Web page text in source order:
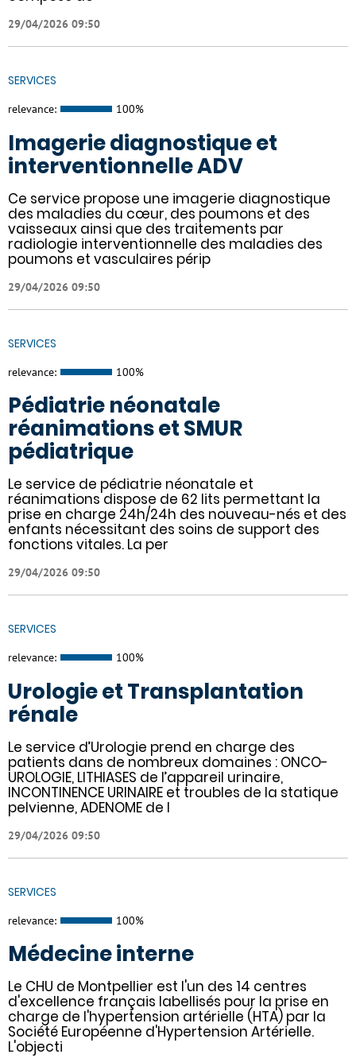
29/04/2026 09:50
SERVICES
relevance: 100%
Imagerie diagnostique et
interventionnelle ADV
Ce service propose une imagerie diagnostique
des maladies du cœur, des poumons et des
vaisseaux ainsi que des traitements par
radiologie interventionnelle des maladies des
poumons et vasculaires périp
29/04/2026 09:50
SERVICES
relevance: 100%
Pédiatrie néonatale
réanimations et SMUR
pédiatrique
Le service de pédiatrie néonatale et
réanimations dispose de 62 lits permettant la
prise en charge 24h/24h des nouveau-nés et des
enfants nécessitant des soins de support des
fonctions vitales. La per
29/04/2026 09:50
SERVICES
relevance: 100%
Urologie et Transplantation
rénale
Le service d’Urologie prend en charge des
patients dans de nombreux domaines : ONCO-
UROLOGIE, LITHIASES de l’appareil urinaire,
INCONTINENCE URINAIRE et troubles de la statique
pelvienne, ADENOME de l
29/04/2026 09:50
SERVICES
relevance: 100%
Médecine interne
Le CHU de Montpellier est l'un des 14 centres
d'excellence français labellisés pour la prise en
charge de l'hypertension artérielle (HTA) par la
Société Européenne d'Hypertension Artérielle.
L'objecti